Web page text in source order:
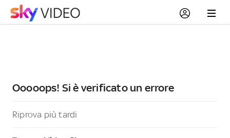
Ooooops! Si è verificato un errore
Riprova più tardi